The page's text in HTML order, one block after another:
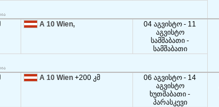
A 10 Wien,
04 აგვისტო - 11
აგვისტო
სამშაბათი -
სამშაბათი
A 10 Wien +200 კმ
06 აგვისტო - 14
აგვისტო
ხუთშაბათი -
პარასკევი